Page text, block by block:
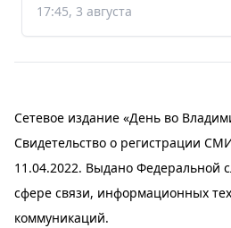
17:45, 3 августа
Сетевое издание «День во
Свидетельство о регистрации
11.04.2022. Выдано Федеральной
сфере связи, информационных
коммуникаций.